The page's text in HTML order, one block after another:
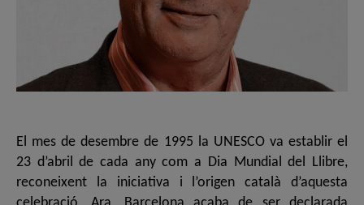
El mes de desembre de 1995 la UNESCO va establir el
23 d’abril de cada any com a Dia Mundial del Llibre,
reconeixent la iniciativa i l’origen català d’aquesta